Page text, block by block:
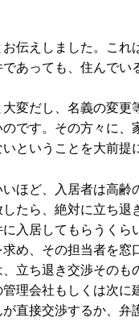
伝えしました。これ
あっても、住んでい
変だし、名義の変更
です。その方々に、
ということを大前提
ほど、入居者は高齢
たら、絶対に立ち退
入居してもらうくら
め、その担当者を窓
立ち退き交渉そのも
理会社もしくは次に
直接交渉するか、弁